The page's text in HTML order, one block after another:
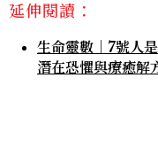
延伸閱讀：
生命靈數｜7號人
潛在恐懼與療癒解